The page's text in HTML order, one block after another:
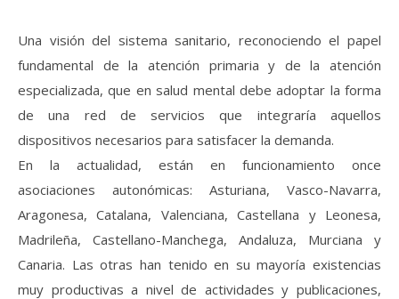
Una visión del sistema sanitario, reconociendo el papel
fundamental de la atención primaria y de la atención
especializada, que en salud mental debe adoptar la forma
de una red de servicios que integraría aquellos
dispositivos necesarios para satisfacer la demanda.
En la actualidad, están en funcionamiento once
asociaciones autonómicas: Asturiana, Vasco-Navarra,
Aragonesa, Catalana, Valenciana, Castellana y Leonesa,
Madrileña, Castellano-Manchega, Andaluza, Murciana y
Canaria. Las otras han tenido en su mayoría existencias
muy productivas a nivel de actividades y publicaciones,